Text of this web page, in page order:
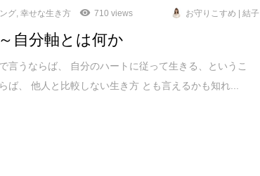
グ,幸せな生き方 710 views お守りこすめ | 結子
自分軸とは何か
言うならば、 自分のハートに従って生きる、というこ
ば、 他人と比較しない生き方 とも言えるかも知れ...